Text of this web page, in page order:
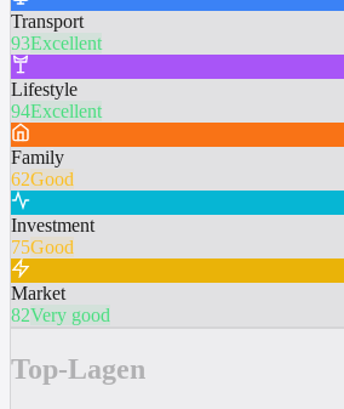
Transport
93Excellent
Lifestyle
94Excellent
Family
62Good
Investment
75Good
Market
82Very good
Top-Lagen